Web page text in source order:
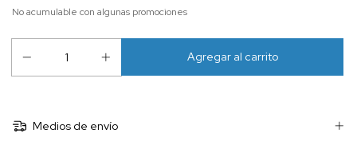
No acumulable con algunas promociones
Medios de envío